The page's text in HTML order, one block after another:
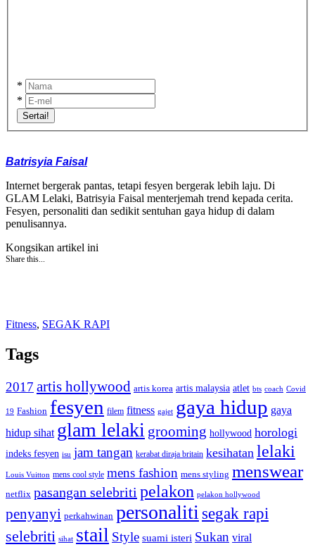
*
*
Sertai!
Batrisyia Faisal
Internet bergerak pantas, tetapi fesyen bergerak lebih laju. Di
GLAM Lelaki, Batrisyia Faisal menterjemah trend kepada cerita.
Fesyen, personaliti dan sedikit sentuhan gaya hidup di dalam
penulisannya.
Kongsikan artikel ini
Share this...
Fitness, SEGAK RAPI
Tags
2017 artis hollywood artis korea artis malaysia atlet bts coach Covid
19 Fashion fesyen filem fitness gajet gaya hidup gaya
hidup sihat glam lelaki grooming hollywood horologi
indeks fesyen isu jam tangan kerabat diraja britain kesihatan lelaki
Louis Vuitton mens cool style mens fashion mens styling menswear
netflix pasangan selebriti pelakon pelakon hollywood
penyanyi perkahwinan personaliti segak rapi
selebriti sihat stail Style suami isteri Sukan viral